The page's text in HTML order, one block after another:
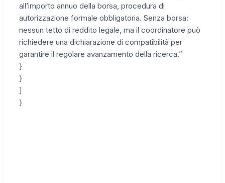
all’importo annuo della borsa, procedura di
autorizzazione formale obbligatoria. Senza borsa:
nessun tetto di reddito legale, ma il coordinatore può
richiedere una dichiarazione di compatibilità per
garantire il regolare avanzamento della ricerca.”
}
}
]
}